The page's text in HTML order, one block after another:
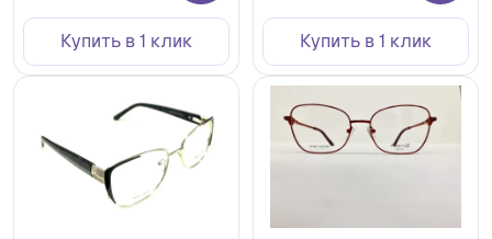
Купить в 1 клик Купить в 1 клик